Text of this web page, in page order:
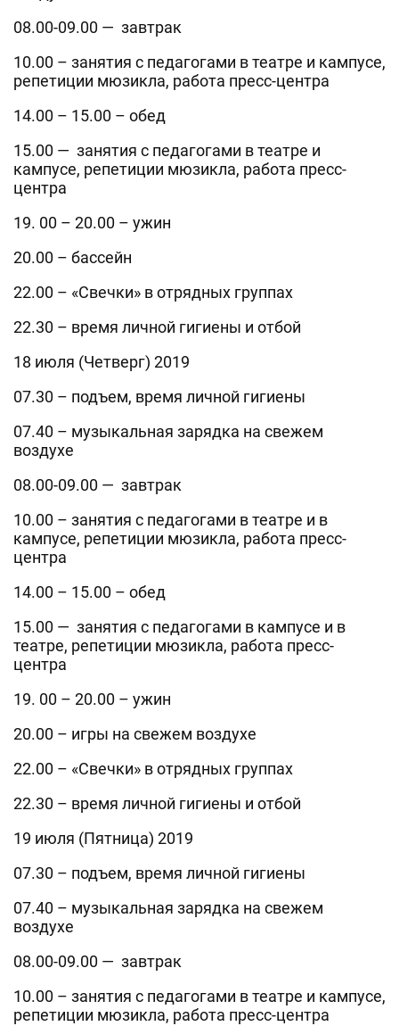
08.00-09.00 — завтрак
10.00 – занятия с педагогами в театре и кампусе,
репетиции мюзикла, работа пресс-центра
14.00 – 15.00 – обед
15.00 — занятия с педагогами в театре и
кампусе, репетиции мюзикла, работа пресс-
центра
19. 00 – 20.00 – ужин
20.00 – бассейн
22.00 – «Свечки» в отрядных группах
22.30 – время личной гигиены и отбой
18 июля (Четверг) 2019
07.30 – подъем, время личной гигиены
07.40 – музыкальная зарядка на свежем
воздухе
08.00-09.00 — завтрак
10.00 – занятия с педагогами в театре и в
кампусе, репетиции мюзикла, работа пресс-
центра
14.00 – 15.00 – обед
15.00 — занятия с педагогами в кампусе и в
театре, репетиции мюзикла, работа пресс-
центра
19. 00 – 20.00 – ужин
20.00 – игры на свежем воздухе
22.00 – «Свечки» в отрядных группах
22.30 – время личной гигиены и отбой
19 июля (Пятница) 2019
07.30 – подъем, время личной гигиены
07.40 – музыкальная зарядка на свежем
воздухе
08.00-09.00 — завтрак
10.00 – занятия с педагогами в театре и кампусе,
репетиции мюзикла, работа пресс-центра